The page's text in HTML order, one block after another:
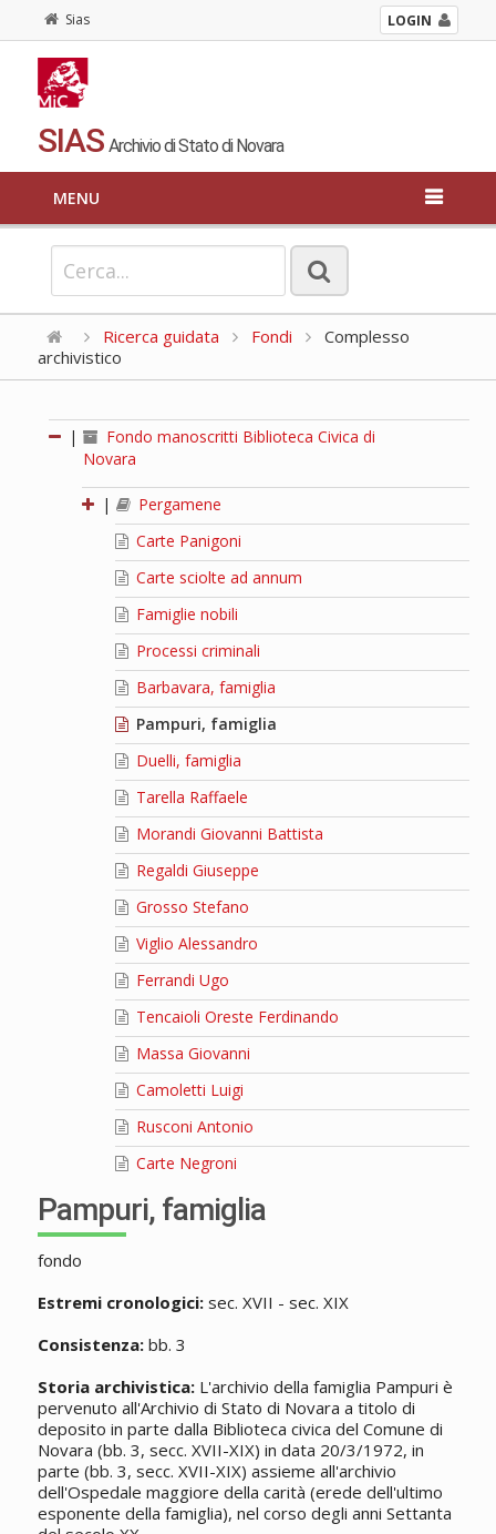
Sias LOGIN
SIAS Archivio di Stato di Novara
MENU
Ricerca guidata Fondi
Complesso
archivistico
|
Fondo manoscritti Biblioteca Civica di
Novara
|
Pergamene
Carte Panigoni
Carte sciolte ad annum
Famiglie nobili
Processi criminali
Barbavara, famiglia
Pampuri, famiglia
Duelli, famiglia
Tarella Raffaele
Morandi Giovanni Battista
Regaldi Giuseppe
Grosso Stefano
Viglio Alessandro
Ferrandi Ugo
Tencaioli Oreste Ferdinando
Massa Giovanni
Camoletti Luigi
Rusconi Antonio
Carte Negroni
Pampuri, famiglia
fondo
Estremi cronologici:sec. XVII - sec. XIX
Consistenza:bb. 3
Storia archivistica:L'archivio della famiglia Pampuri è
pervenuto all'Archivio di Stato di Novara a titolo di
deposito in parte dalla Biblioteca civica del Comune di
Novara (bb. 3, secc. XVII-XIX) in data 20/3/1972, in
parte (bb. 3, secc. XVII-XIX) assieme all'archivio
dell'Ospedale maggiore della carità (erede dell'ultimo
esponente della famiglia), nel corso degli anni Settanta